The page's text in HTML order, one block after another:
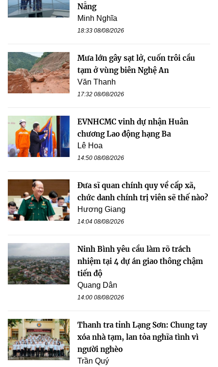
Nẵng
Minh Nghĩa
18:33 08/08/2026
Mưa lớn gây sạt lở, cuốn trôi cầu
tạm ở vùng biên Nghệ An
Văn Thanh
17:32 08/08/2026
EVNHCMC vinh dự nhận Huân
chương Lao động hạng Ba
Lê Hoa
14:50 08/08/2026
Đưa sĩ quan chính quy về cấp xã,
chức danh chính trị viên sẽ thế nào?
Hương Giang
14:04 08/08/2026
Ninh Bình yêu cầu làm rõ trách
nhiệm tại 4 dự án giao thông chậm
tiến độ
Quang Dân
14:00 08/08/2026
Thanh tra tỉnh Lạng Sơn: Chung tay
xóa nhà tạm, lan tỏa nghĩa tình vì
người nghèo
Trần Quý